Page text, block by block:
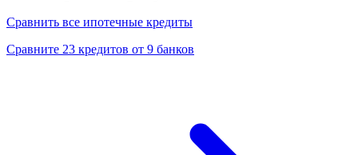
Сравнить все ипотечные кредиты
Сравните 23 кредитов от 9 банков